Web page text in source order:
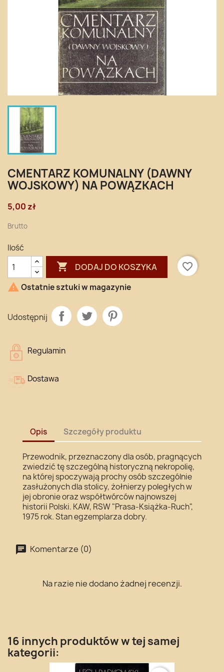
CMENTARZ KOMUNALNY (DAWNY
WOJSKOWY) NA POWĄZKACH
5,00 zł
Brutto
Ilość
 DODAJ DO KOSZYKA
favorite_border
 Ostatnie sztuki w magazynie
Udostępnij
Regulamin
Dostawa
Opis Szczegóły produktu
Przewodnik, przeznaczony dla osób, pragnących
zwiedzić tę szczególną historyczną nekropolię,
na której spoczywają prochy osób szczególnie
zasłużonych dla stolicy, żołnierzy poległych w
jej obronie oraz współtwórców najnowszej
historii Polski. KAW, RSW "Prasa-Książka-Ruch",
1975 rok. Stan egzemplarza dobry.
Komentarze (0)
Na razie nie dodano żadnej recenzji.
16 innych produktów w tej samej
kategorii: